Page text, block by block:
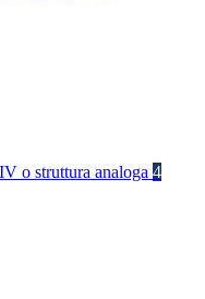
o struttura analoga 4